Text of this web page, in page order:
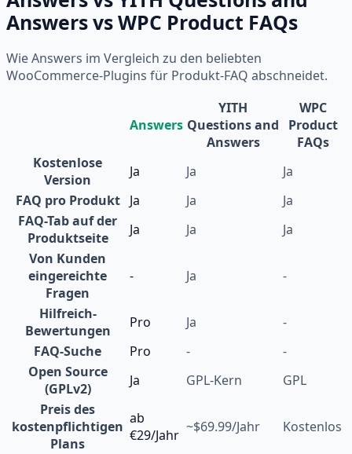
Answers vs WPC Product FAQs
Wie Answers im Vergleich zu den beliebten
WooCommerce-Plugins für Produkt-FAQ abschneidet.
Answers
YITH
Questions and
Answers
WPC
Product
FAQs
Kostenlose
Version
Ja Ja
Ja
FAQ pro Produkt
Ja Ja
Ja
FAQ-Tab auf der
Produktseite
Ja Ja
Ja
Von Kunden
eingereichte
Fragen
- Ja -
Hilfreich-
Bewertungen
Pro Ja
-
FAQ-Suche
Pro -
-
Open Source
(GPLv2)
Ja GPL-Kern
GPL
Preis des
kostenpflichtigen
Plans
ab
€29/Jahr ~$69.99/Jahr Kostenlos